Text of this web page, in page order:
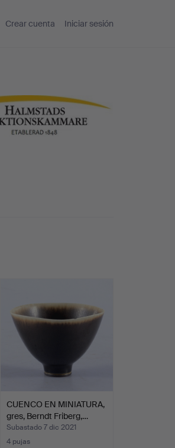
Crear cuenta Iniciar sesión
CUENCO EN MINIATURA,
gres, Berndt Friberg,…
Subastado 7 dic 2021
4 pujas